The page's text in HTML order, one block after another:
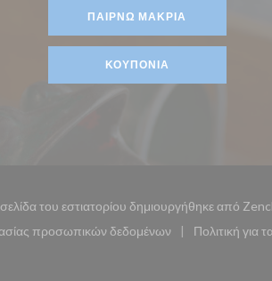
ΠΑΊΡΝΩ ΜΑΚΡΙΆ
ΚΟΥΠΌΝΙΑ
του εστιατορίου δημιουργήθηκε από
προσωπικών δεδομένων
((ανοίγει σε νέο παράθυρο))
Πολιτική για